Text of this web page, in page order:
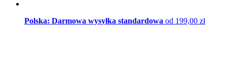
Polska: Darmowa wysyłka standardowa od 199,00 zł